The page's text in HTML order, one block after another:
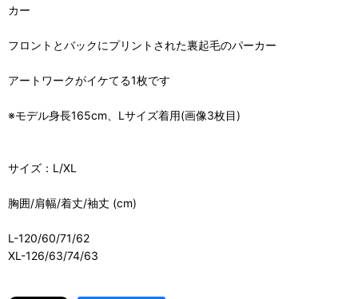
カー
フロントとバックにプリントされた裏起毛のパーカー
アートワークがイケてる1枚です
※モデル身長165cm、Lサイズ着用(画像3枚目)
サイズ：L/XL
胸囲/肩幅/着丈/袖丈 (cm)
L-120/60/71/62
XL-126/63/74/63